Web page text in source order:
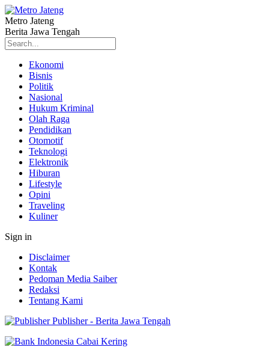
Metro Jateng
Berita Jawa Tengah
Ekonomi
Bisnis
Politik
Nasional
Hukum Kriminal
Olah Raga
Pendidikan
Otomotif
Teknologi
Elektronik
Hiburan
Lifestyle
Opini
Traveling
Kuliner
Sign in
Disclaimer
Kontak
Pedoman Media Saiber
Redaksi
Tentang Kami
Publisher - Berita Jawa Tengah